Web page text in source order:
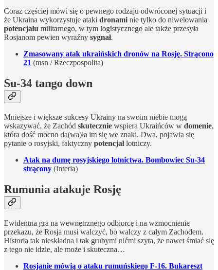
Coraz częściej mówi się o pewnego rodzaju odwróconej sytuacji i
że Ukraina wykorzystuje ataki dronami nie tylko do niwelowania
potencjału militarnego, w tym logistycznego ale także przesyła
Rosjanom pewien wyraźny sygnał.
Zmasowany atak ukraińskich dronów na Rosję. Strącono
21 (msn / Rzeczpospolita)
Su-34 tango down
Mniejsze i większe sukcesy Ukrainy na swoim niebie mogą
wskazywać, że Zachód skutecznie wspiera Ukraińców w domenie,
która dość mocno da(wa)ła im się we znaki. Dwa, pojawia się
pytanie o rosyjski, faktyczny potencjałlotniczy.
Atak na dumę rosyjskiego lotnictwa. Bombowiec Su-34
strącony (Interia)
Rumunia atakuje Rosję
Ewidentna gra na wewnętrznego odbiorcę i na wzmocnienie
przekazu, że Rosja musi walczyć, bo walczy z całym Zachodem.
Historia tak nieskładna i tak grubymi nićmi szyta, że nawet śmiać się
z tego nie idzie, ale może i skuteczna…
Rosjanie mówią o ataku rumuńskiego F‑16. Bukareszt